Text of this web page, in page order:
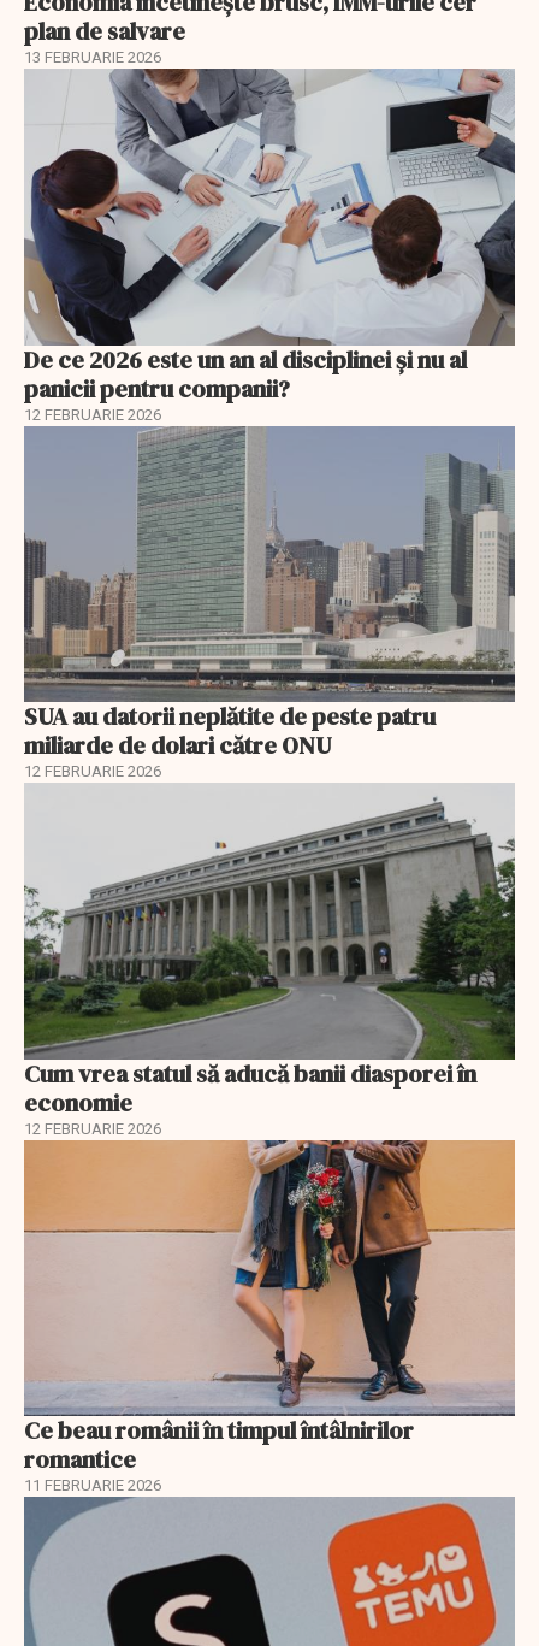
plan de salvare
13 FEBRUARIE 2026
De ce 2026 este un an al disciplinei și nu al
panicii pentru companii?
12 FEBRUARIE 2026
SUA au datorii neplătite de peste patru
miliarde de dolari către ONU
12 FEBRUARIE 2026
Cum vrea statul să aducă banii diasporei în
economie
12 FEBRUARIE 2026
Ce beau românii în timpul întâlnirilor
romantice
11 FEBRUARIE 2026